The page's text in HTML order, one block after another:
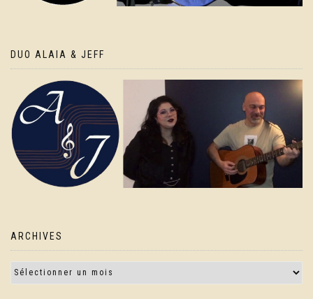
DUO ALAIA & JEFF
ARCHIVES